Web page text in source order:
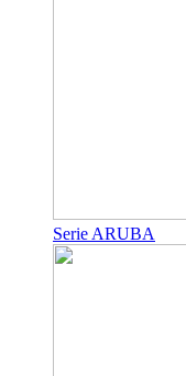
Serie ARUBA